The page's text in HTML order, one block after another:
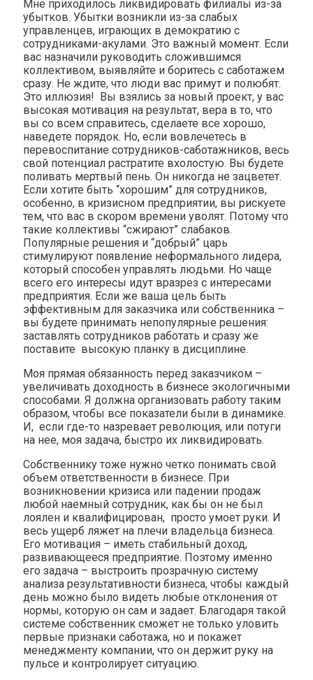
Мне приходилось ликвидировать филиалы из-за
убытков. Убытки возникли из-за слабых
управленцев, играющих в демократию с
сотрудниками-акулами. Это важный момент. Если
вас назначили руководить сложившимся
коллективом, выявляйте и боритесь с саботажем
сразу. Не ждите, что люди вас примут и полюбят.
Это иллюзия! Вы взялись за новый проект, у вас
высокая мотивация на результат, вера в то, что
вы со всем справитесь, сделаете все хорошо,
наведете порядок. Но, если вовлечетесь в
перевоспитание сотрудников-саботажников, весь
свой потенциал растратите вхолостую. Вы будете
поливать мертвый пень. Он никогда не зацветет.
Если хотите быть “хорошим” для сотрудников,
особенно, в кризисном предприятии, вы рискуете
тем, что вас в скором времени уволят. Потому что
такие коллективы “сжирают” слабаков.
Популярные решения и “добрый” царь
стимулируют появление неформального лидера,
который способен управлять людьми. Но чаще
всего его интересы идут вразрез с интересами
предприятия. Если же ваша цель быть
эффективным для заказчика или собственника –
вы будете принимать непопулярные решения:
заставлять сотрудников работать и сразу же
поставите высокую планку в дисциплине.
Моя прямая обязанность перед заказчиком –
увеличивать доходность в бизнесе экологичными
способами. Я должна организовать работу таким
образом, чтобы все показатели были в динамике.
И, если где-то назревает революция, или потуги
на нее, моя задача, быстро их ликвидировать.
Собственнику тоже нужно четко понимать свой
объем ответственности в бизнесе. При
возникновении кризиса или падении продаж
любой наемный сотрудник, как бы он не был
лоялен и квалифицирован, просто умоет руки. И
весь ущерб ляжет на плечи владельца бизнеса.
Его мотивация – иметь стабильный доход,
развивающееся предприятие. Поэтому именно
его задача – выстроить прозрачную систему
анализа результативности бизнеса, чтобы каждый
день можно было видеть любые отклонения от
нормы, которую он сам и задает. Благодаря такой
системе собственник сможет не только уловить
первые признаки саботажа, но и покажет
менеджменту компании, что он держит руку на
пульсе и контролирует ситуацию.